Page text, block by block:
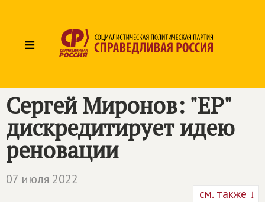
≡
Сергей Миронов: "ЕР"
дискредитирует идею
реновации
07 июля 2022
см. также ↓